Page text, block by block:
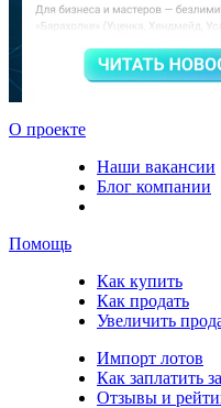
О проекте
Наши вакансии
Блог компании
Помощь
Как купить
Как продать
Увеличить
Импорт лотов
Как заплатить
Отзывы и